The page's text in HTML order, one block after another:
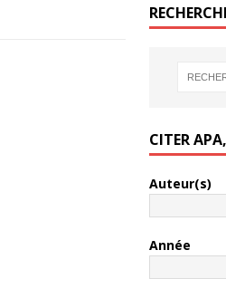
CITER
Auteur(s)
Année